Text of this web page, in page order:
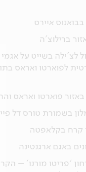
איירס
ברילוצ'ה
לצ’ילה בשייט על
לפוארטו ואראס
באזור פוארטו ואראס
קרח בקלאפטה
באגם ארגנטינה
‘פריטו מורנו’ –